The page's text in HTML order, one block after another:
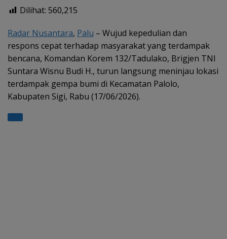
at
s
A
p
p
e
gr
a
m
e
b
o
o
k
er e
Dilihat: 560,215
Radar Nusantara, Palu – Wujud kepedulian dan
respons cepat terhadap masyarakat yang terdampak
bencana, Komandan Korem 132/Tadulako, Brigjen TNI
Suntara Wisnu Budi H., turun langsung meninjau lokasi
terdampak gempa bumi di Kecamatan Palolo,
Kabupaten Sigi, Rabu (17/06/2026).